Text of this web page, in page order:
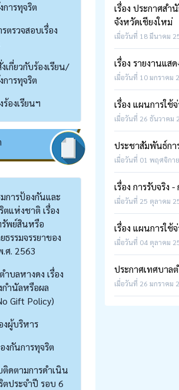
การทุจริต
ตรวจสอบเรื่อง
เกี่ยวกับร้องเรียน/
การทุจริต
ร้องเรียนฯ
การป้องกันและ
แห่งชาติ เรื่อง
พย์สินหรือ
รรมจรรยาของ
ศ. 2563
ำบลหางดง เรื่อง
ำนัลหรือผล
Gift Policy)
งผู้บริหาร
งกันการทุจริต
ติดตามการดำเนิน
ตประจำปี รอบ 6
เรื่อง ประกาศสำ
จังหวัดเชียงใหม่
เมื่อวันที่ 18 มีนาคม
เรื่อง รายงานแ
เมื่อวันที่ 10 มกราคม
เรื่อง แผนการใ
เมื่อวันที่ 26 ธันวาคม
ประชาสัมพันธ์กา
เมื่อวันที่ 01 พฤศจิกา
เรื่อง การรับจริง
เมื่อวันที่ 25 ตุลาคม
เรื่อง แผนการใ
เมื่อวันที่ 04 ตุลาคม
ประกาศเทศบาล
เมื่อวันที่ 26 มกราคม